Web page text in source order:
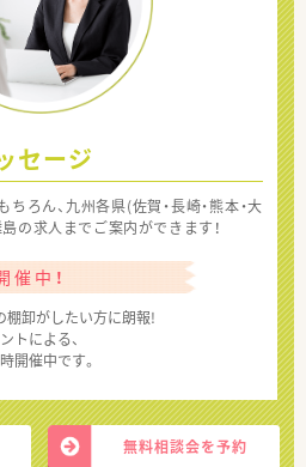
セージ
ろん、九州各県(佐賀・長崎・熊本・大
島の求人までご案内ができます！
中！
棚卸がしたい方に朗報!
トによる、
開催中です。
無料相談会を予約